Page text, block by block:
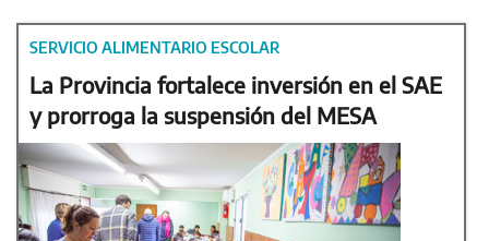
SERVICIO ALIMENTARIO ESCOLAR
La Provincia fortalece inversión en el SAE
y prorroga la suspensión del MESA